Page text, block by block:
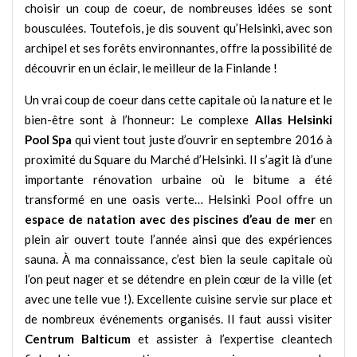
choisir un coup de coeur, de nombreuses idées se sont
bousculées. Toutefois, je dis souvent qu’Helsinki, avec son
archipel et ses forêts environnantes, offre la possibilité de
découvrir en un éclair, le meilleur de la Finlande !
Un vrai coup de coeur dans cette capitale où la nature et le
bien-être sont à l’honneur: Le complexe Allas Helsinki
Pool Spa qui vient tout juste d’ouvrir en septembre 2016 à
proximité du Square du Marché d’Helsinki. Il s’agit là d’une
importante rénovation urbaine où le bitume a été
transformé en une oasis verte… Helsinki Pool offre un
espace de natation avec des piscines d’eau de mer en
plein air ouvert toute l’année ainsi que des expériences
sauna. À ma connaissance, c’est bien la seule capitale où
l’on peut nager et se détendre en plein cœur de la ville (et
avec une telle vue !). Excellente cuisine servie sur place et
de nombreux événements organisés. Il faut aussi visiter
Centrum Balticum et assister à l’expertise cleantech